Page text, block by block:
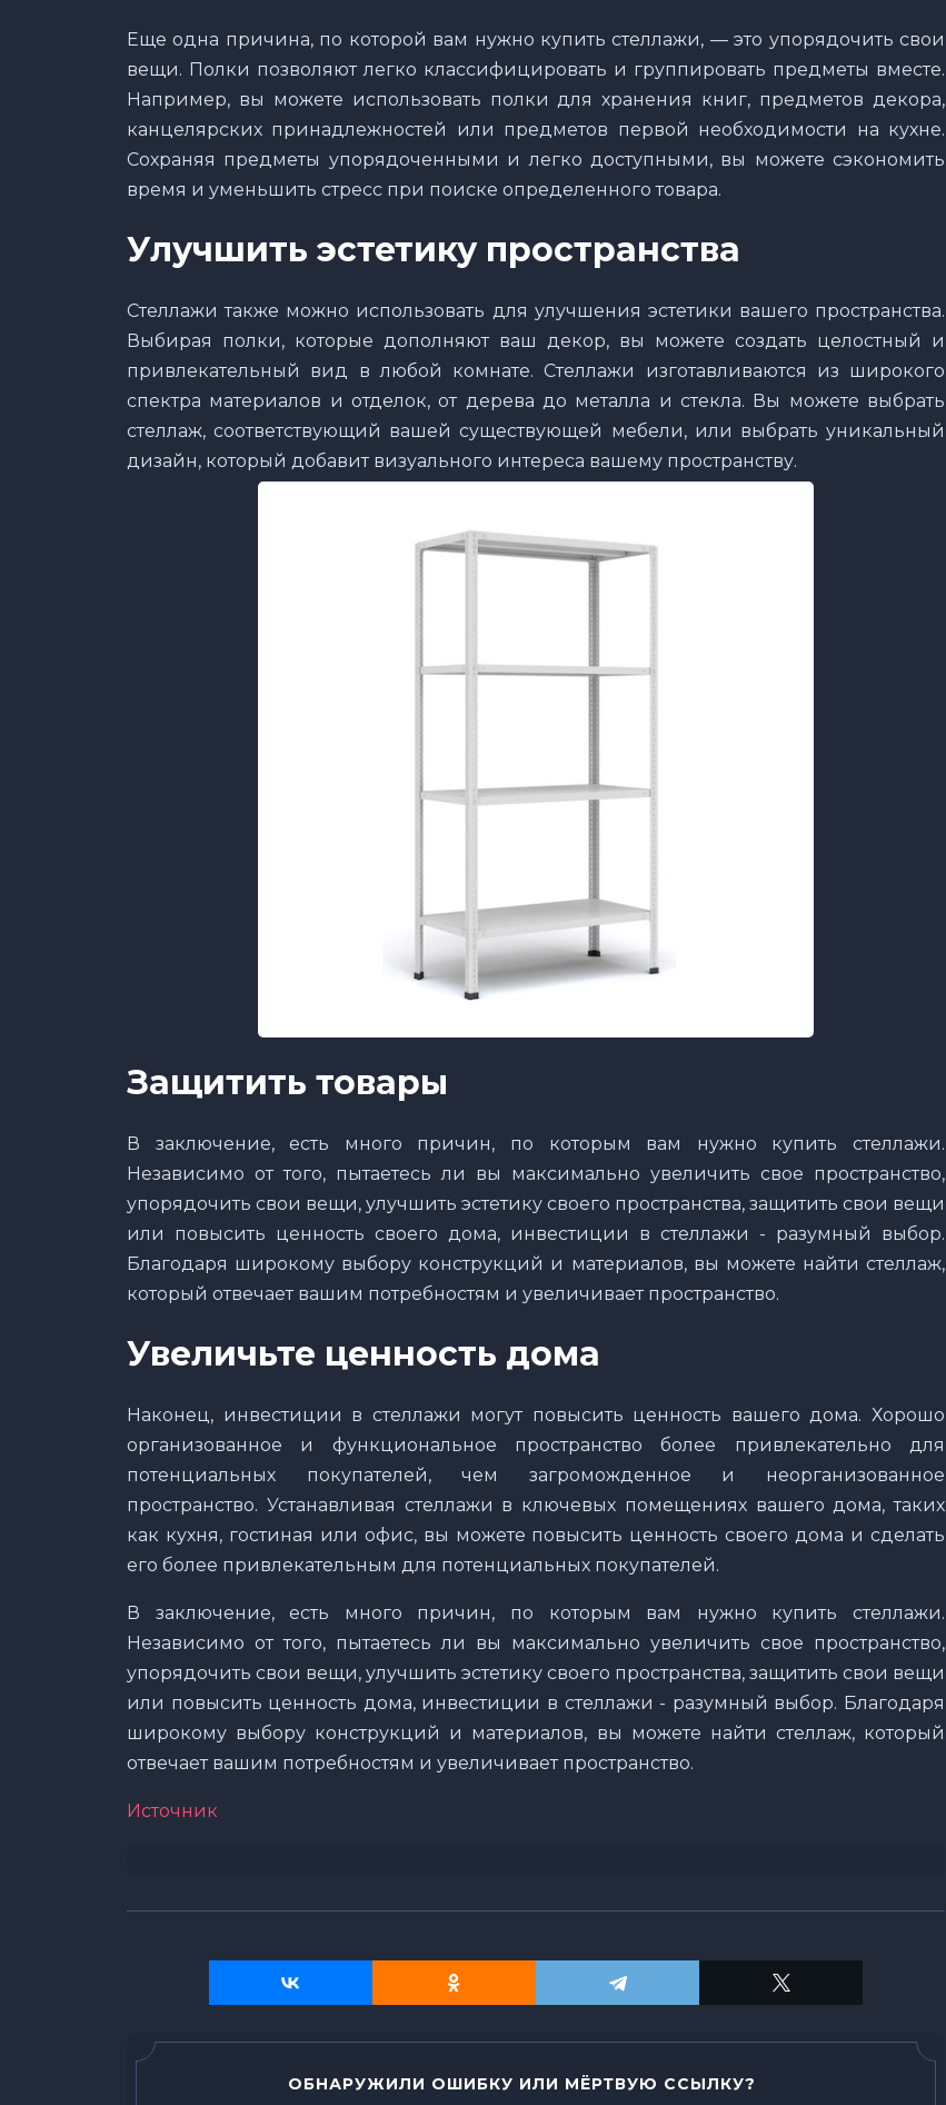
Еще одна причина, по которой вам нужно купить стеллажи, — это упорядочить свои
вещи. Полки позволяют легко классифицировать и группировать предметы вместе.
Например, вы можете использовать полки для хранения книг, предметов декора,
канцелярских принадлежностей или предметов первой необходимости на кухне.
Сохраняя предметы упорядоченными и легко доступными, вы можете сэкономить
время и уменьшить стресс при поиске определенного товара.
Улучшить эстетику пространства
Стеллажи также можно использовать для улучшения эстетики вашего пространства.
Выбирая полки, которые дополняют ваш декор, вы можете создать целостный и
привлекательный вид в любой комнате. Стеллажи изготавливаются из широкого
спектра материалов и отделок, от дерева до металла и стекла. Вы можете выбрать
стеллаж, соответствующий вашей существующей мебели, или выбрать уникальный
дизайн, который добавит визуального интереса вашему пространству.
Защитить товары
В заключение, есть много причин, по которым вам нужно купить стеллажи.
Независимо от того, пытаетесь ли вы максимально увеличить свое пространство,
упорядочить свои вещи, улучшить эстетику своего пространства, защитить свои вещи
или повысить ценность своего дома, инвестиции в стеллажи - разумный выбор.
Благодаря широкому выбору конструкций и материалов, вы можете найти стеллаж,
который отвечает вашим потребностям и увеличивает пространство.
Увеличьте ценность дома
Наконец, инвестиции в стеллажи могут повысить ценность вашего дома. Хорошо
организованное и функциональное пространство более привлекательно для
потенциальных покупателей, чем загроможденное и неорганизованное
пространство. Устанавливая стеллажи в ключевых помещениях вашего дома, таких
как кухня, гостиная или офис, вы можете повысить ценность своего дома и сделать
его более привлекательным для потенциальных покупателей.
В заключение, есть много причин, по которым вам нужно купить стеллажи.
Независимо от того, пытаетесь ли вы максимально увеличить свое пространство,
упорядочить свои вещи, улучшить эстетику своего пространства, защитить свои вещи
или повысить ценность дома, инвестиции в стеллажи - разумный выбор. Благодаря
широкому выбору конструкций и материалов, вы можете найти стеллаж, который
отвечает вашим потребностям и увеличивает пространство.
Источник
ОБНАРУЖИЛИ ОШИБКУ ИЛИ МЁРТВУЮ ССЫЛКУ?